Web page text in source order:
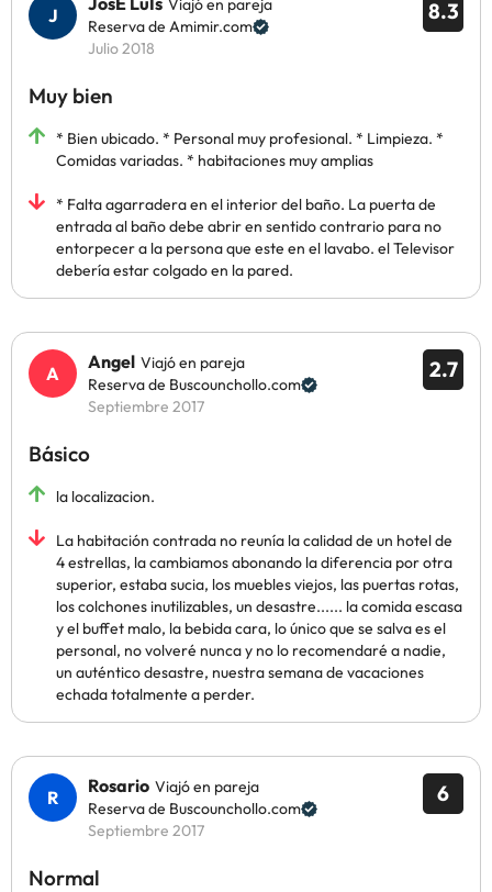
8.3
Viajó en pareja
Reserva de Amimir.com
Julio 2018
Muy bien
* Bien ubicado. * Personal muy profesional. * Limpieza. *
Comidas variadas. * habitaciones muy amplias
* Falta agarradera en el interior del baño. La puerta de
entrada al baño debe abrir en sentido contrario para no
entorpecer a la persona que este en el lavabo. el Televisor
debería estar colgado en la pared.
2.7
Angel Viajó en pareja
Reserva de Buscounchollo.com
Septiembre 2017
Básico
la localizacion.
La habitación contrada no reunía la calidad de un hotel de
4 estrellas, la cambiamos abonando la diferencia por otra
superior, estaba sucia, los muebles viejos, las puertas rotas,
los colchones inutilizables, un desastre...... la comida escasa
y el buffet malo, la bebida cara, lo único que se salva es el
personal, no volveré nunca y no lo recomendaré a nadie,
un auténtico desastre, nuestra semana de vacaciones
echada totalmente a perder.
6
Rosario Viajó en pareja
Reserva de Buscounchollo.com
Septiembre 2017
Normal